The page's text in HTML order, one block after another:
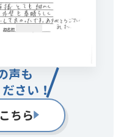
声も
さい！
ちら